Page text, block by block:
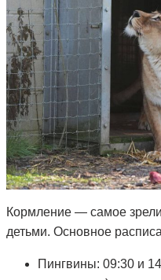
Кормление — самое
детьми. Основное
Пингвины: 09:30 и